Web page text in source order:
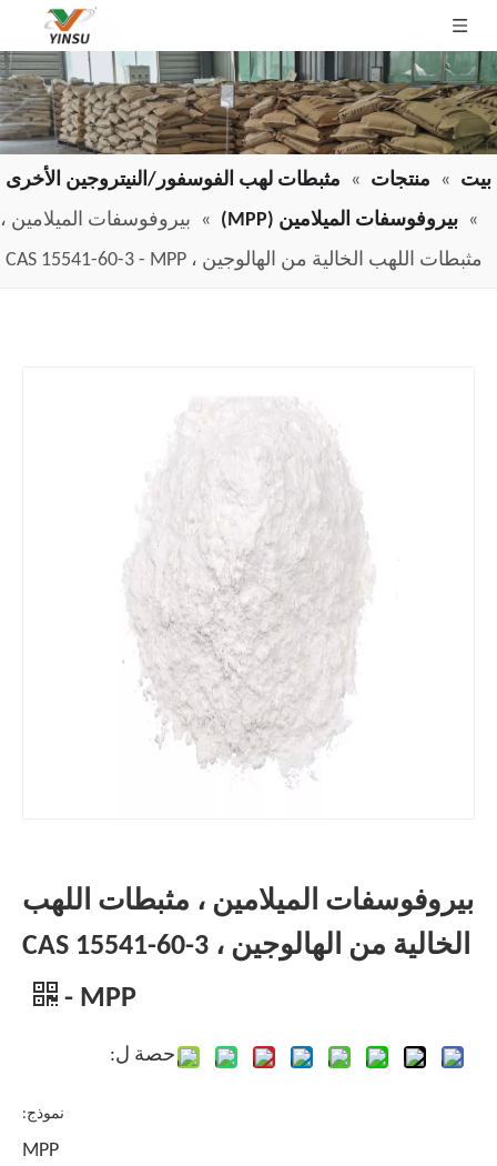
بيت » منتجات »
مثبطات لهب الفوسفور/النيتروجين الأخرى
» بيروفوسفات الميلامين (MPP) »
بيروفوسفات الميلامين ،
مثبطات اللهب الخالية من الهالوجين ، CAS 15541-60-3 - MPP
بيروفوسفات الميلامين ، مثبطات اللهب
الخالية من الهالوجين ، CAS 15541-60-3
- MPP
حصة ل:
نموذج:
MPP